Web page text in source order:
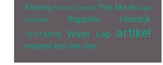
Katalog Keset Cendol Pita Murah Raja
Handuk
Supplier Handuk
TESTIMONI Wash Lap artikel
inspirasi tips dan cara